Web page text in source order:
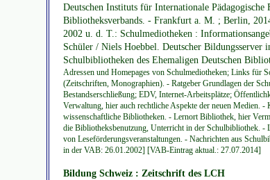
Deutschen Instituts für Internationale Pädagogische
Bibliotheksverbands. - Frankfurt a. M. ; Berlin,
2002 u. d. T.: Schulmediotheken :
Schüler / Niels Hoebbel. Deutscher
Schulbibliotheken des Ehemaligen Deutschen
Adressen und Homepages von Schulmediotheken; Links für
(Zeitschriften, Monographien). - Ratgeber Grundlagen der
Bestandserschließung; EDV, Internet-Arbeitsplätze;
Verwaltung, hier auch rechtliche Aspekte der neuen Medien.
wissenschaftliche Bibliotheken. - Lernort Bibliothek, hier
die Bibliotheksbenutzung, Unterricht in der Schulbibliothek.
von Leseförderungsveranstaltungen. - Nachrichten aus
in der VAB: 26.01.2002] [VAB-Eintrag aktual.: 27.07.2014]
Bildung Schweiz : Zeitschrift des LCH